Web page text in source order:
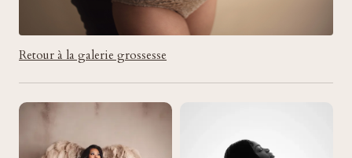
Retour à la galerie grossesse